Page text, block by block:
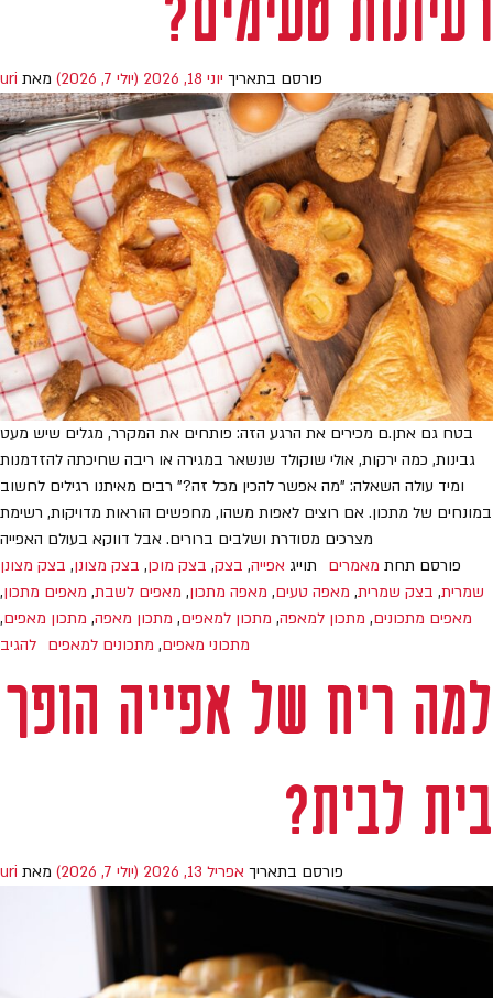
פורסם בתאריך יוני 18, 2026 (יולי 7, 2026) מאת uri
בטח גם אתן.ם מכירים את הרגע הזה: פותחים את המקרר, מגלים שיש מעט
גבינות, כמה ירקות, אולי שוקולד שנשאר במגירה או ריבה שחיכתה להזדמנות
ומיד עולה השאלה: "מה אפשר להכין מכל זה?" רבים מאיתנו רגילים לחשוב
במונחים של מתכון. אם רוצים לאפות משהו, מחפשים הוראות מדויקות, רשימת
מצרכים מסודרת ושלבים ברורים. אבל דווקא בעולם האפייה
פורסם תחת מאמרים תוייג אפייה, בצק, בצק מוכן, בצק מצונן, בצק מצונן
שמרית, בצק שמרית, מאפה טעים, מאפה מתכון, מאפים לשבת, מאפים מתכון,
מאפים מתכונים, מתכון למאפה, מתכון למאפים, מתכון מאפה, מתכון מאפים,
מתכוני מאפים, מתכונים למאפים להגיב
למה ריח של אפייה הופך
בית לבית?
פורסם בתאריך אפריל 13, 2026 (יולי 7, 2026) מאת uri